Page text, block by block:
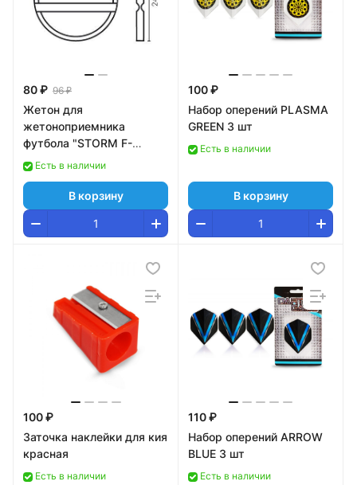
80 ₽ 96 ₽
Жетон для
жетоноприемника
футбола "STORM F-
3/WIK"
Есть в наличии
В корзину
100 ₽
Набор оперений PLASMA
GREEN 3 шт
Есть в наличии
В корзину
100 ₽
Заточка наклейки для кия
красная
Есть в наличии
110 ₽
Набор оперений ARROW
BLUE 3 шт
Есть в наличии